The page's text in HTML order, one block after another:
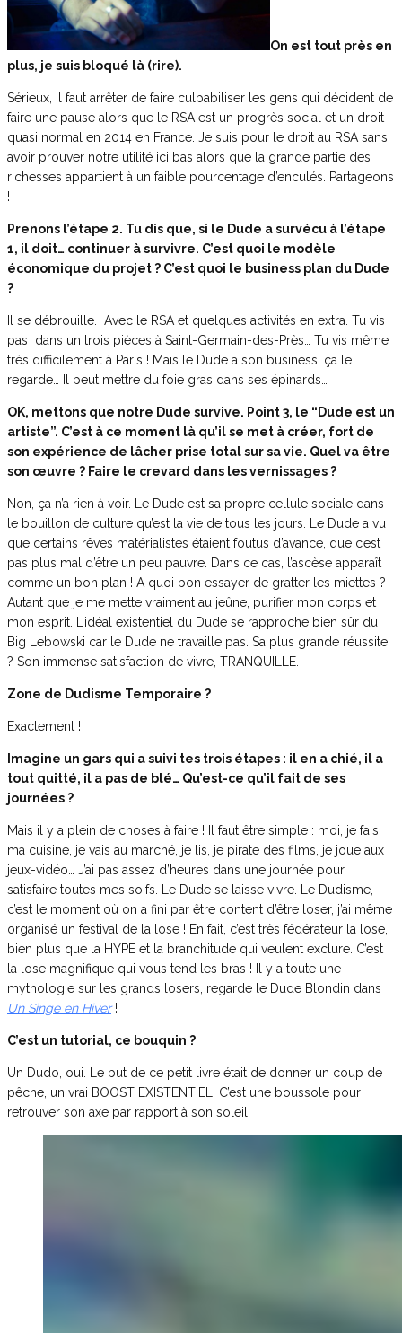
On est tout près en
plus, je suis bloqué là (rire).
Sérieux, il faut arrêter de faire culpabiliser les gens qui décident de
faire une pause alors que le RSA est un progrès social et un droit
quasi normal en 2014 en France. Je suis pour le droit au RSA sans
avoir prouver notre utilité ici bas alors que la grande partie des
richesses appartient à un faible pourcentage d’enculés. Partageons
!
Prenons l’étape 2. Tu dis que, si le Dude a survécu à l’étape
1, il doit… continuer à survivre. C’est quoi le modèle
économique du projet ? C’est quoi le business plan du Dude
?
Il se débrouille. Avec le RSA et quelques activités en extra. Tu vis
pas dans un trois pièces à Saint-Germain-des-Près… Tu vis même
très difficilement à Paris ! Mais le Dude a son business, ça le
regarde… Il peut mettre du foie gras dans ses épinards…
OK, mettons que notre Dude survive. Point 3, le “Dude est un
artiste”. C’est à ce moment là qu’il se met à créer, fort de
son expérience de lâcher prise total sur sa vie. Quel va être
son œuvre ? Faire le crevard dans les vernissages ?
Non, ça n’a rien à voir. Le Dude est sa propre cellule sociale dans
le bouillon de culture qu’est la vie de tous les jours. Le Dude a vu
que certains rêves matérialistes étaient foutus d’avance, que c’est
pas plus mal d’être un peu pauvre. Dans ce cas, l’ascèse apparaît
comme un bon plan ! A quoi bon essayer de gratter les miettes ?
Autant que je me mette vraiment au jeûne, purifier mon corps et
mon esprit. L’idéal existentiel du Dude se rapproche bien sûr du
Big Lebowski car le Dude ne travaille pas. Sa plus grande réussite
? Son immense satisfaction de vivre, TRANQUILLE.
Zone de Dudisme Temporaire ?
Exactement !
Imagine un gars qui a suivi tes trois étapes : il en a chié, il a
tout quitté, il a pas de blé… Qu’est-ce qu’il fait de ses
journées ?
Mais il y a plein de choses à faire ! Il faut être simple : moi, je fais
ma cuisine, je vais au marché, je lis, je pirate des films, je joue aux
jeux-vidéo… J’ai pas assez d’heures dans une journée pour
satisfaire toutes mes soifs. Le Dude se laisse vivre. Le Dudisme,
c’est le moment où on a fini par être content d’être loser, j’ai même
organisé un festival de la lose ! En fait, c’est très fédérateur la lose,
bien plus que la HYPE et la branchitude qui veulent exclure. C’est
la lose magnifique qui vous tend les bras ! Il y a toute une
mythologie sur les grands losers, regarde le Dude Blondin dans
Un Singe en Hiver!
C’est un tutorial, ce bouquin ?
Un Dudo, oui. Le but de ce petit livre était de donner un coup de
pêche, un vrai BOOST EXISTENTIEL. C’est une boussole pour
retrouver son axe par rapport à son soleil.